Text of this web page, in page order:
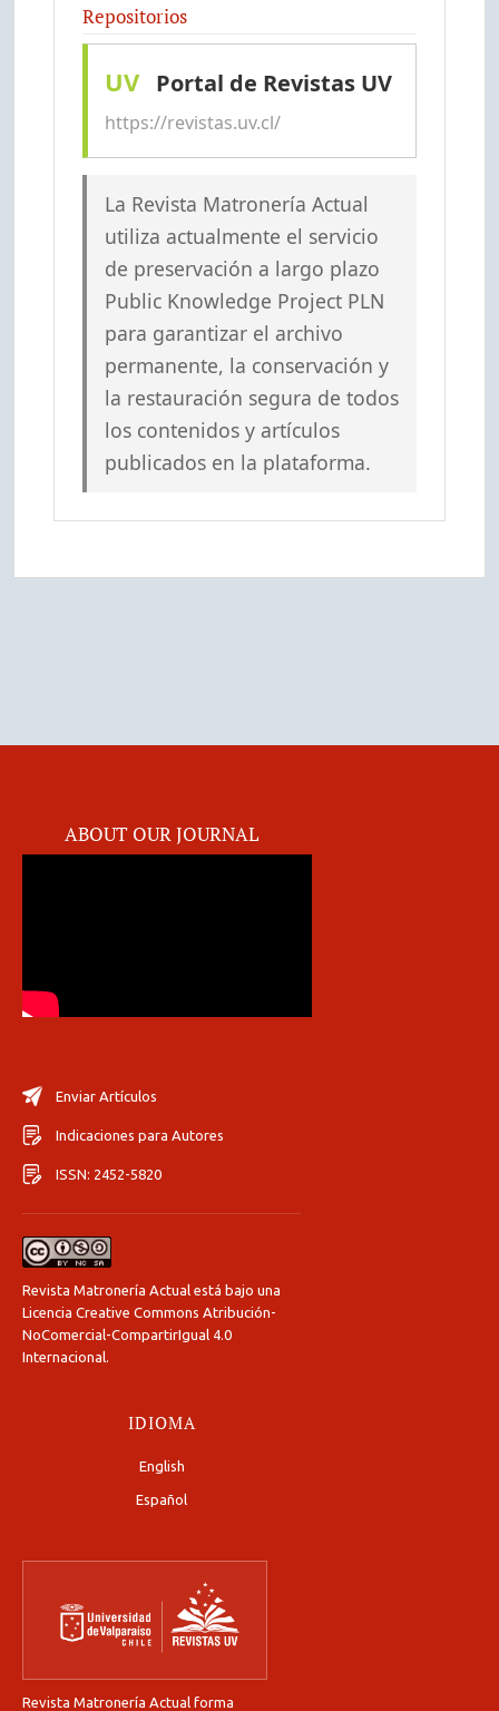
Repositorios
UV Portal de Revistas UV
https://revistas.uv.cl/
La Revista Matronería Actual
utiliza actualmente el servicio
de preservación a largo plazo
Public Knowledge Project PLN
para garantizar el archivo
permanente, la conservación y
la restauración segura de todos
los contenidos y artículos
publicados en la plataforma.
ABOUT OUR JOURNAL
Enviar Artículos
Indicaciones para Autores
ISSN: 2452-5820
Revista Matronería Actual está bajo una
Licencia Creative Commons Atribución-
NoComercial-CompartirIgual 4.0
Internacional
IDIOMA
English
Español
Revista Matronería Actual forma